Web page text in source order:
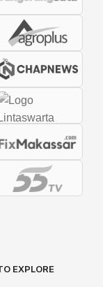
EXPLORE